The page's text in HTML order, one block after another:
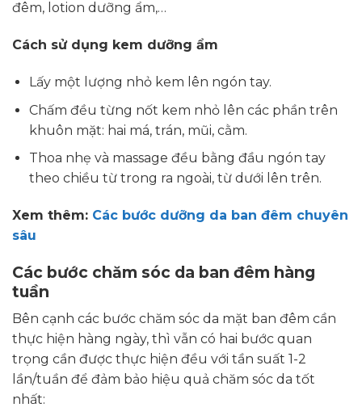
đêm, lotion dưỡng ẩm,…
Cách sử dụng kem dưỡng ẩm
Lấy một lượng nhỏ kem lên ngón tay.
Chấm đều từng nốt kem nhỏ lên các phần trên
khuôn mặt: hai má, trán, mũi, cằm.
Thoa nhẹ và massage đều bằng đầu ngón tay
theo chiều từ trong ra ngoài, từ dưới lên trên.
Xem thêm: Các bước dưỡng da ban đêm chuyên
sâu
Các bước chăm sóc da ban đêm hàng
tuần
Bên cạnh các bước chăm sóc da mặt ban đêm cần
thực hiện hàng ngày, thì vẫn có hai bước quan
trọng cần được thực hiện đều với tần suất 1-2
lần/tuần để đảm bảo hiệu quả chăm sóc da tốt
nhất: